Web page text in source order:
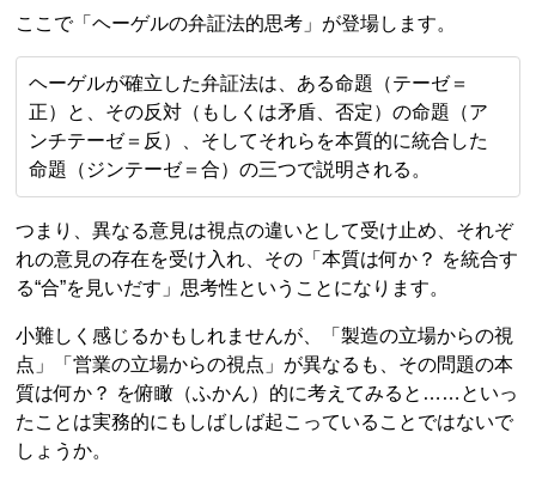
ここで「ヘーゲルの弁証法的思考」が登場します。
ヘーゲルが確立した弁証法は、ある命題（テーゼ＝
正）と、その反対（もしくは矛盾、否定）の命題（ア
ンチテーゼ＝反）、そしてそれらを本質的に統合した
命題（ジンテーゼ＝合）の三つで説明される。
つまり、異なる意見は視点の違いとして受け止め、それぞ
れの意見の存在を受け入れ、その「本質は何か？ を統合す
る“合”を見いだす」思考性ということになります。
小難しく感じるかもしれませんが、「製造の立場からの視
点」「営業の立場からの視点」が異なるも、その問題の本
質は何か？ を俯瞰（ふかん）的に考えてみると……といっ
たことは実務的にもしばしば起こっていることではないで
しょうか。